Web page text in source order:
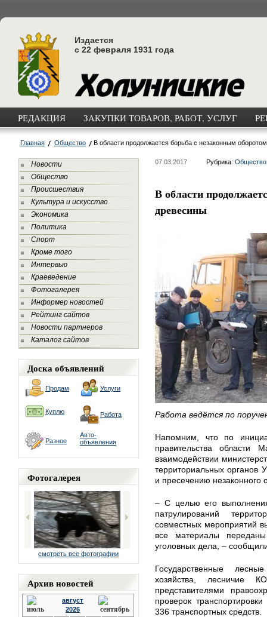
Издается
с 22 февраля 1931 года
РЕДАКЦИЯ ЗАКУПКИ ТОВАРОВ, РАБОТ, УСЛУГ
Главная Общество В области продолжается борьба с незаконным
Новости
Общество
Происшествия
Культура и искусство
Экономика
Политика
Спорт
Кроме того
Интервью
Краеведение
Фотогалерея
Информер новостей
Рейтинг сайтов
Новости партнеров
Каталог сайтов
Доска объявлений
Продам Услуги
Куплю Работа
Разное
Авто-
объявления
Фотогалерея
смотреть все фотографии
Архив новостей
август
2026
07.03.2017 Рубрика: Общество
В области
древесины
Работа ведётся по
Напомним, что по
правительства области
взаимодействии
территориальных
и пресечению незаконного
– С целью его
патрулирований
совместных мероприятий
все материалы
уголовных дела, –
Государственные
хозяйства, лесничие
представителями
проверок
336 транспортных средств.